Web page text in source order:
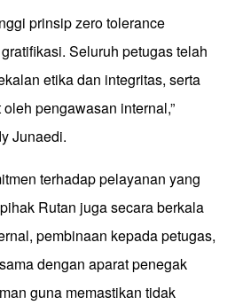
prinsip zero tolerance
Seluruh petugas telah
etika dan integritas, serta
pengawasan internal,”
Junaedi.
terhadap pelayanan yang
Rutan juga secara berkala
pembinaan kepada petugas,
dengan aparat penegak
guna memastikan tidak